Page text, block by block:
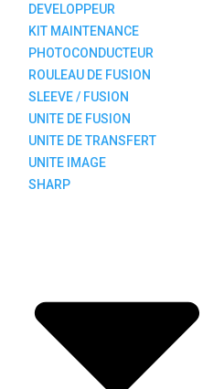
DEVELOPPEUR
KIT MAINTENANCE
PHOTOCONDUCTEUR
ROULEAU DE FUSION
SLEEVE / FUSION
UNITE DE FUSION
UNITE DE TRANSFERT
UNITE IMAGE
SHARP